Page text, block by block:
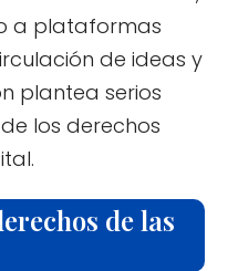
a plataformas
de ideas y
plantea serios
los derechos
de las